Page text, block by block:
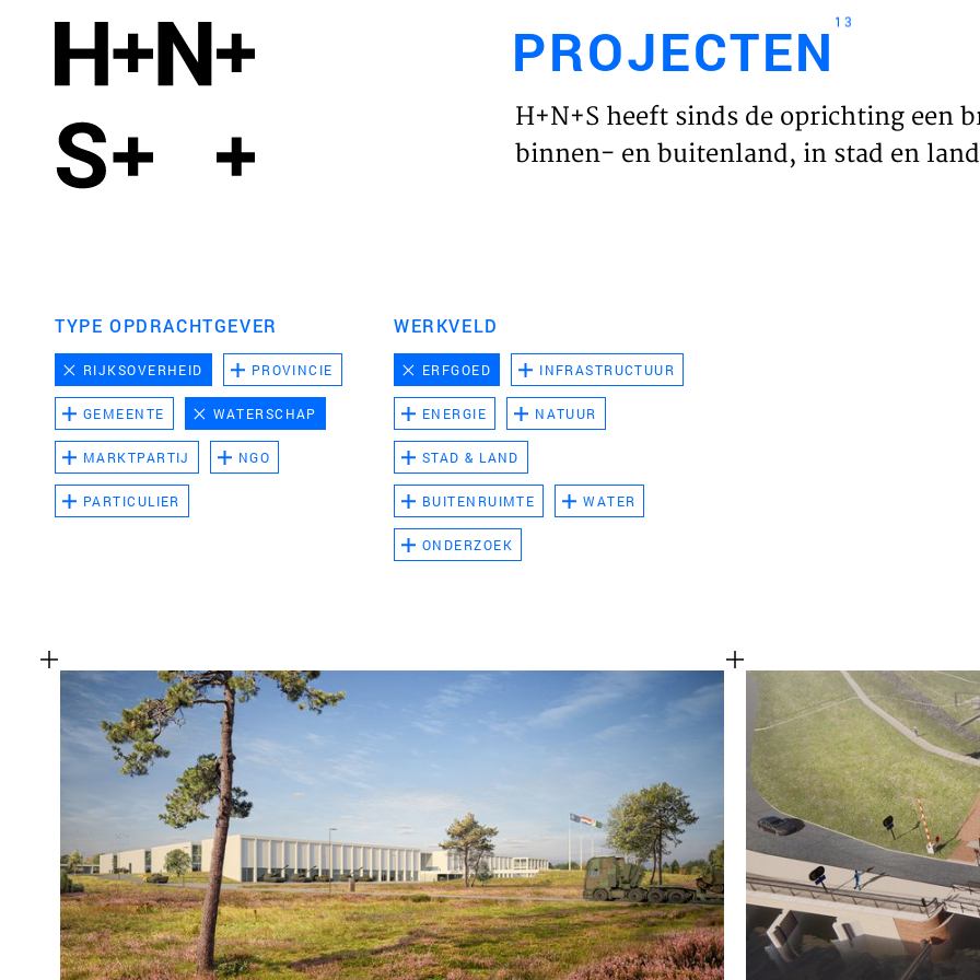
HOME
PROJECTEN 13
H+N+S heeft sinds de oprichting een
binnen- en buitenland, in stad en
TYPE OPDRACHTGEVER
RIJKSOVERHEID PROVINCIE
GEMEENTE WATERSCHAP
MARKTPARTIJ NGO
PARTICULIER
WERKVELD
ERFGOED INFRASTRUCTUUR
ENERGIE NATUUR
STAD & LAND
BUITENRUIMTE WATER
ONDERZOEK